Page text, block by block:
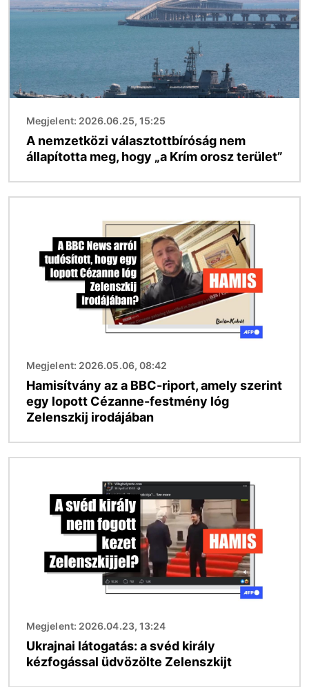
Megjelent: 2026.06.25, 15:25
A nemzetközi választottbíróság nem
állapította meg, hogy „a Krím orosz terület”
Megjelent: 2026.05.06, 08:42
Hamisítvány az a BBC-riport, amely szerint
egy lopott Cézanne-festmény lóg
Zelenszkij irodájában
Megjelent: 2026.04.23, 13:24
Ukrajnai látogatás: a svéd király
kézfogással üdvözölte Zelenszkijt